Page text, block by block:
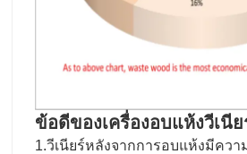
ข้อดีของเครื่องอบแห้งวีเนีย
1.วีเนียร์หลังจากการอบแห้งมีคว